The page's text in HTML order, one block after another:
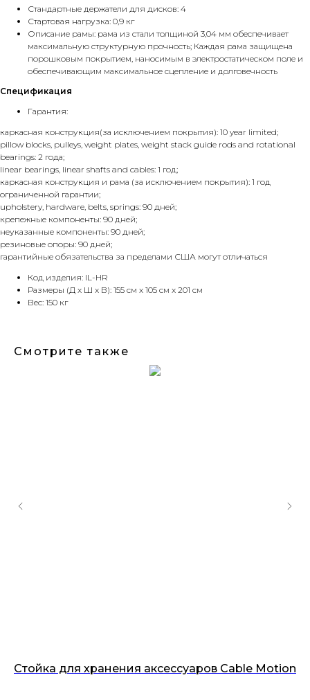
Стандартные держатели для дисков: 4
Стартовая нагрузка: 0,9 кг
Описание рамы: рама из стали толщиной 3,04 мм обеспечивает
максимальную структурную прочность; Каждая рама защищена
порошковым покрытием, наносимым в электростатическом поле и
обеспечивающим максимальное сцепление и долговечность
Спецификация
Гарантия:
каркасная конструкция(за исключением покрытия): 10 year limited;
pillow blocks, pulleys, weight plates, weight stack guide rods and rotational
bearings: 2 года;
linear bearings, linear shafts and cables: 1 год;
каркасная конструкция и рама (за исключением покрытия): 1 год
ограниченной гарантии;
upholstery, hardware, belts, springs: 90 дней;
крепежные компоненты: 90 дней;
неуказанные компоненты: 90 дней;
резиновые опоры: 90 дней;
гарантийные обязательства за пределами США могут отличаться
Код изделия: IL-HR
Размеры (Д x Ш x В): 155 см x 105 см x 201 см
Вес: 150 кг
Смотрите также
Стойка для хранения аксессуаров Cable Motion